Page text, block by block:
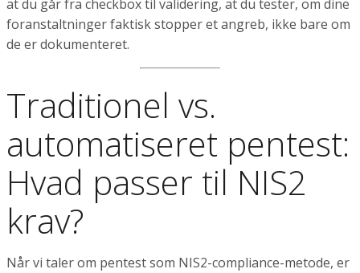
at du går fra checkbox til validering, at du tester, om dine
foranstaltninger faktisk stopper et angreb, ikke bare om
de er dokumenteret.
Traditionel vs.
automatiseret pentest:
Hvad passer til NIS2
krav?
Når vi taler om pentest som NIS2-compliance-metode, er